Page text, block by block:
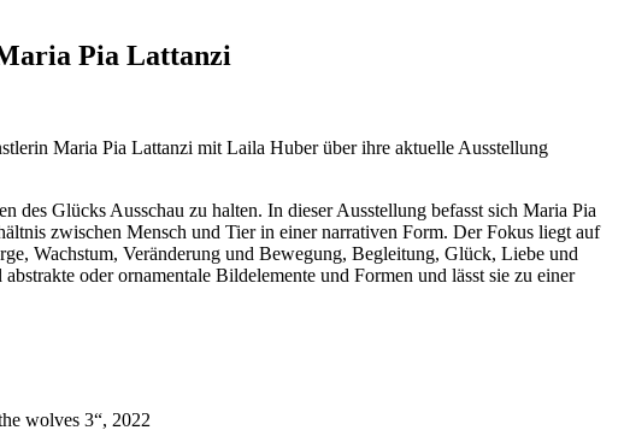
Pia Lattanzi
Maria Pia Lattanzi mit Laila Huber über ihre aktuelle Ausstellung
des Glücks Ausschau zu halten. In dieser Ausstellung befasst sich Maria Pia
zwischen Mensch und Tier in einer narrativen Form. Der Fokus liegt auf
Wachstum, Veränderung und Bewegung, Begleitung, Glück, Liebe und
oder ornamentale Bildelemente und Formen und lässt sie zu einer
wolves 3“, 2022